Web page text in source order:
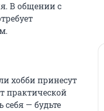
В общении с
хобби принесут
практической
— будьте